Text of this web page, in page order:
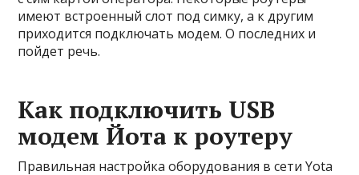
имеют встроенный слот под симку, а к другим
приходится подключать модем. О последних и
пойдет речь.
Как подключить USB
модем Йота к роутеру
Правильная настройка оборудования в сети Yota